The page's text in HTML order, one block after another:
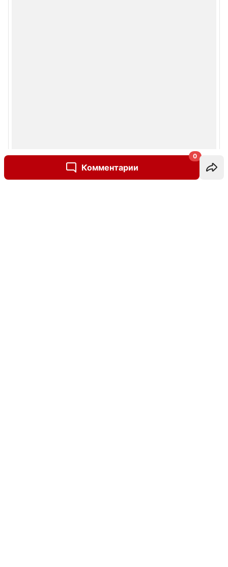
Комментарии
0